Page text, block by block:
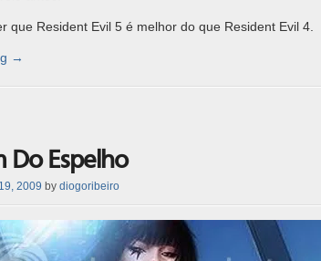
que Resident Evil 5 é melhor do que Resident Evil 4.
→
Do Espelho
2009 by diogoribeiro